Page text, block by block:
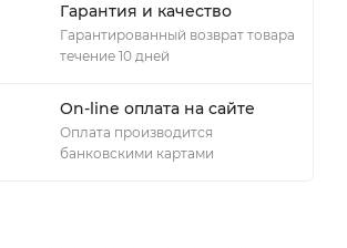
Гарантия и качество
Гарантированный возврат товара
течение 10 дней
On-line оплата на сайте
Оплата производится
банковскими картами